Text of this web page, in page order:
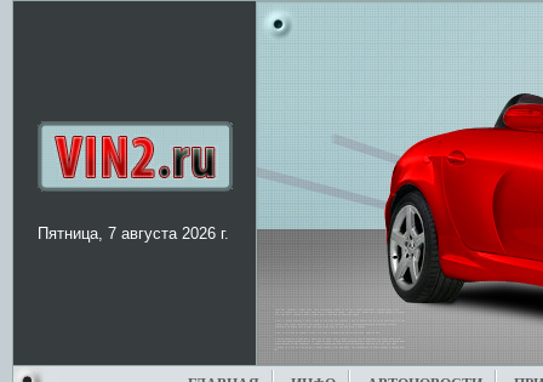
Пятница, 7 августа 2026 г.